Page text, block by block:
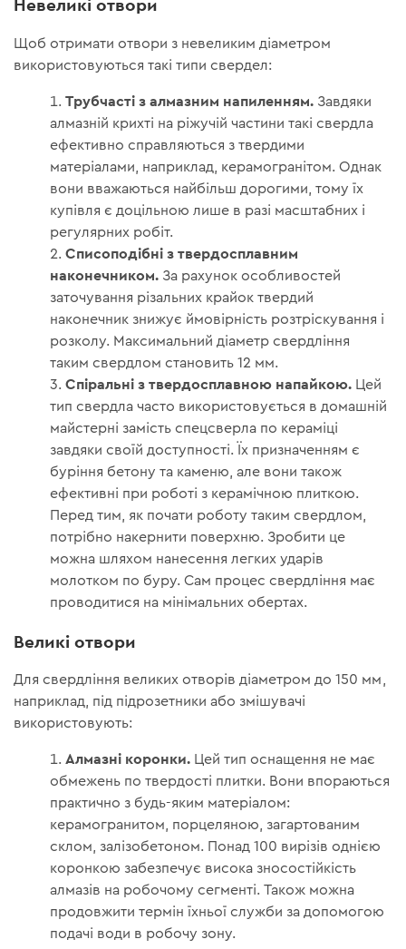
Невеликі отвори
Щоб отримати отвори з невеликим діаметром
використовуються такі типи свердел:
Трубчасті з алмазним напиленням. Завдяки
алмазній крихті на ріжучій частини такі свердла
ефективно справляються з твердими
матеріалами, наприклад, керамогранітом. Однак
вони вважаються найбільш дорогими, тому їх
купівля є доцільною лише в разі масштабних і
регулярних робіт.
Списоподібні з твердосплавним
наконечником. За рахунок особливостей
заточування різальних крайок твердий
наконечник знижує ймовірність розтріскування і
розколу. Максимальний діаметр свердління
таким свердлом становить 12 мм.
Спіральні з твердосплавною напайкою. Цей
тип свердла часто використовується в домашній
майстерні замість спецсверла по кераміці
завдяки своїй доступності. Їх призначенням є
буріння бетону та каменю, але вони також
ефективні при роботі з керамічною плиткою.
Перед тим, як почати роботу таким свердлом,
потрібно накернити поверхню. Зробити це
можна шляхом нанесення легких ударів
молотком по буру. Сам процес свердління має
проводитися на мінімальних обертах.
Великі отвори
Для свердління великих отворів діаметром до 150 мм,
наприклад, під підрозетники або змішувачі
використовують:
Алмазні коронки. Цей тип оснащення не має
обмежень по твердості плитки. Вони впораються
практично з будь-яким матеріалом:
керамогранитом, порцеляною, загартованим
склом, залізобетоном. Понад 100 вирізів однією
коронкою забезпечує висока зносостійкість
алмазів на робочому сегменті. Також можна
продовжити термін їхньої служби за допомогою
подачі води в робочу зону.